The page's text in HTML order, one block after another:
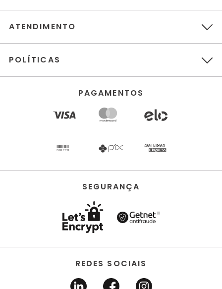
ATENDIMENTO
POLÍTICAS
PAGAMENTOS
SEGURANÇA
REDES SOCIAIS